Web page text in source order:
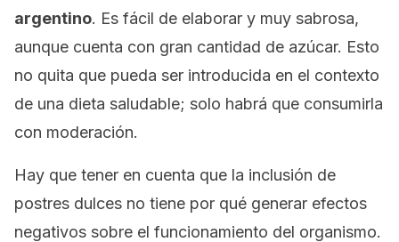
argentino. Es fácil de elaborar y muy sabrosa,
aunque cuenta con gran cantidad de azúcar. Esto
no quita que pueda ser introducida en el contexto
de una dieta saludable; solo habrá que consumirla
con moderación.
Hay que tener en cuenta que la inclusión de
postres dulces no tiene por qué generar efectos
negativos sobre el funcionamiento del organismo.